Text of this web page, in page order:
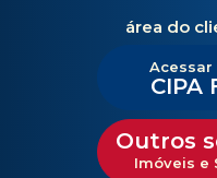
área do
Acessar
CIPA
Outros
Imóveis e